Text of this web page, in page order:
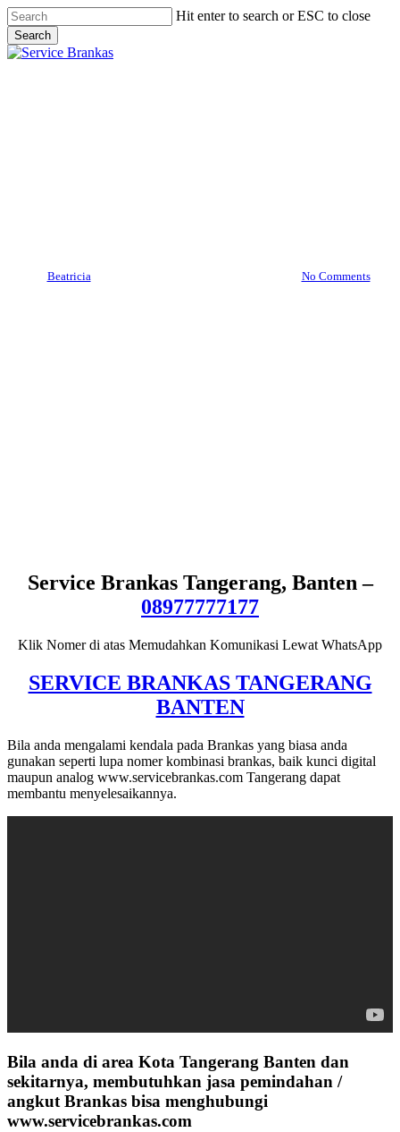
Skip
to
main
content
Hit enter to search or ESC to close
Search
Close
Beatricia No Comments
Service Brankas Tangerang, Banten –
08977777177
Klik Nomer di atas Memudahkan Komunikasi Lewat WhatsApp
SERVICE BRANKAS TANGERANG
BANTEN
Bila anda mengalami kendala pada Brankas yang biasa anda
gunakan seperti lupa nomer kombinasi brankas, baik kunci digital
maupun analog www.servicebrankas.com Tangerang dapat
membantu menyelesaikannya.
Bila anda di area Kota Tangerang Banten dan
sekitarnya, membutuhkan jasa pemindahan /
angkut Brankas bisa menghubungi
www.servicebrankas.com